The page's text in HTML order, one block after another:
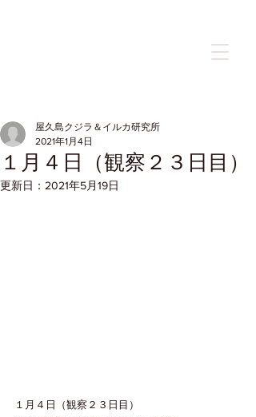
１月４日（観察２３日目）
屋久島クジラ＆イルカ研究所
2021年1月4日
更新日： 2021年5月19日
１月４日（観察２３日目）